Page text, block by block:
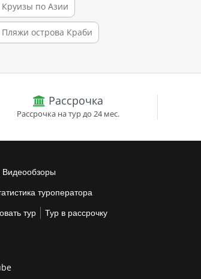
по Азии
острова Краби
Рассрочка
Рассрочка на тур до 24 мес.
Видеообзоры
туроператора
тур Тур в рассрочку